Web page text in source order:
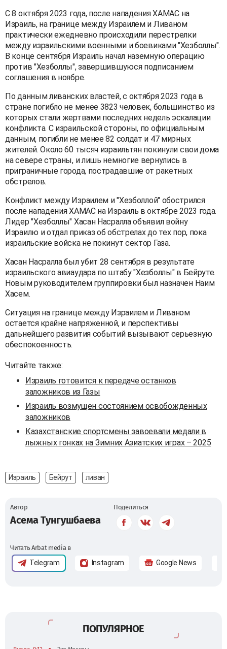
С 8 октября 2023 года, после нападения ХАМАС на
Израиль, на границе между Израилем и Ливаном
практически ежедневно происходили перестрелки
между израильскими военными и боевиками "Хезболлы".
В конце сентября Израиль начал наземную операцию
против "Хезболлы", завершившуюся подписанием
соглашения в ноябре.
По данным ливанских властей, с октября 2023 года в
стране погибло не менее 3823 человек, большинство из
которых стали жертвами последних недель эскалации
конфликта. С израильской стороны, по официальным
данным, погибли не менее 82 солдат и 47 мирных
жителей. Около 60 тысяч израильтян покинули свои дома
на севере страны, и лишь немногие вернулись в
приграничные города, пострадавшие от ракетных
обстрелов.
Конфликт между Израилем и "Хезболлой" обострился
после нападения ХАМАС на Израиль в октябре 2023 года.
Лидер "Хезболлы" Хасан Насралла объявил войну
Израилю и отдал приказ об обстрелах до тех пор, пока
израильские войска не покинут сектор Газа.
Хасан Насралла был убит 28 сентября в результате
израильского авиаудара по штабу "Хезболлы" в Бейруте.
Новым руководителем группировки был назначен Наим
Хасем.
Ситуация на границе между Израилем и Ливаном
остается крайне напряженной, и перспективы
дальнейшего развития событий вызывают серьезную
обеспокоенность.
Читайте также:
Израиль готовится к передаче останков
заложников из Газы
Израиль возмущен состоянием освобожденных
заложников
Казахстанские спортсмены завоевали медали в
лыжных гонках на Зимних Азиатских играх – 2025
Израиль Бейрут ливан
Автор
Асема Тунгушбаева
Поделиться
Читать Arbat media в
Telegram Instagram Google News
ПОПУЛЯРНОЕ